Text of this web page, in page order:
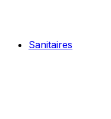
Sanitaires